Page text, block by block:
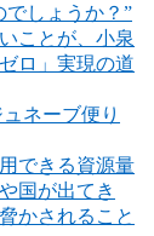
でしょうか？”
ことが、小泉
ロ」実現の道
ネーブ便り
できる資源量
国が出てき
かされること